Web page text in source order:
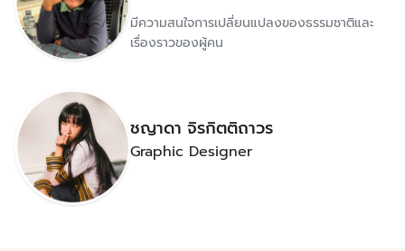
มีความสนใจการเปลี่ยนแปลงของธรรมชาติและ
เรื่องราวของผู้คน
ชญาดา จิรกิตติถาวร
Graphic Designer